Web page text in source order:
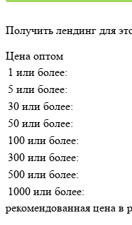
Получить лендинг для
Цена оптом
1 или более:
5 или более:
30 или более:
50 или более:
100 или более:
300 или более:
500 или более:
1000 или более:
рекомендованная цена в